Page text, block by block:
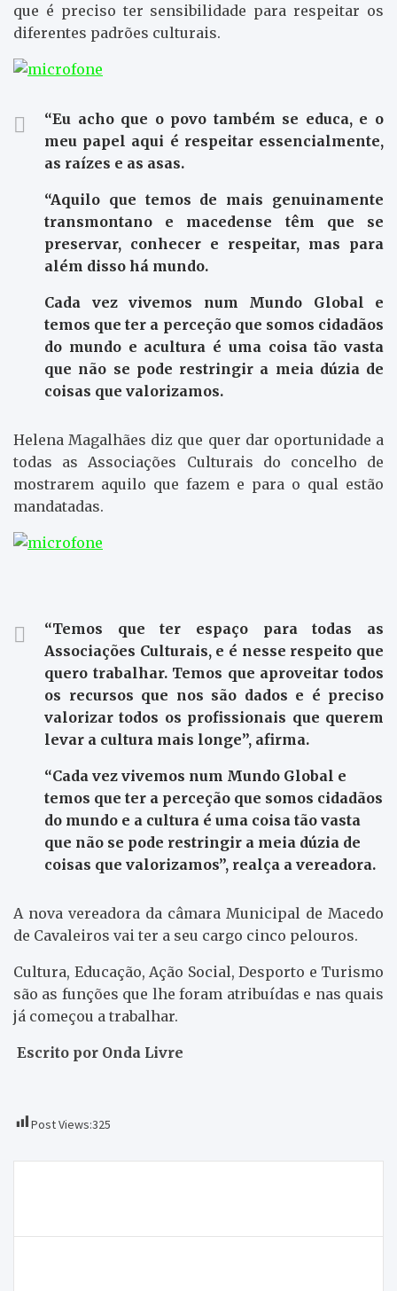
que é preciso ter sensibilidade para respeitar os
diferentes padrões culturais.
“Eu acho que o povo também se educa, e o
meu papel aqui é respeitar essencialmente,
as raízes e as asas.
“Aquilo que temos de mais genuinamente
transmontano e macedense têm que se
preservar, conhecer e respeitar, mas para
além disso há mundo.
Cada vez vivemos num Mundo Global e
temos que ter a perceção que somos cidadãos
do mundo e acultura é uma coisa tão vasta
que não se pode restringir a meia dúzia de
coisas que valorizamos.
Helena Magalhães diz que quer dar oportunidade a
todas as Associações Culturais do concelho de
mostrarem aquilo que fazem e para o qual estão
mandatadas.
“Temos que ter espaço para todas as
Associações Culturais, e é nesse respeito que
quero trabalhar. Temos que aproveitar todos
os recursos que nos são dados e é preciso
valorizar todos os profissionais que querem
levar a cultura mais longe”, afirma.
“Cada vez vivemos num Mundo Global e
temos que ter a perceção que somos cidadãos
do mundo e a cultura é uma coisa tão vasta
que não se pode restringir a meia dúzia de
coisas que valorizamos”, realça a vereadora.
A nova vereadora da câmara Municipal de Macedo
de Cavaleiros vai ter a seu cargo cinco pelouros.
Cultura, Educação, Ação Social, Desporto e Turismo
são as funções que lhe foram atribuídas e nas quais
já começou a trabalhar.
Escrito por Onda Livre
Post Views:325
artigos